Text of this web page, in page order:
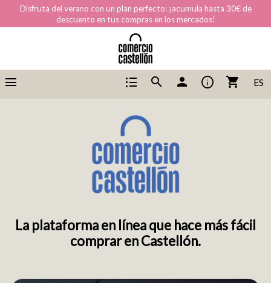
Disfruta del verano con un plan perfecto: ¡acumula hasta 30€ de
descuento en tus compras en los mercados!
menu format_list_bulleted search person info shopping_cart ES
La plataforma en línea que hace más fácil
comprar en Castellón.